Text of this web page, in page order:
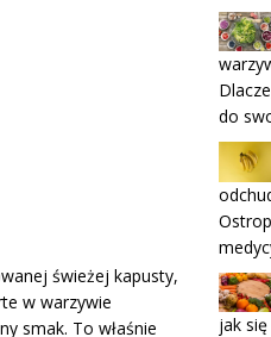
świeżej kapusty,
w warzywie
smak. To właśnie
do
jak